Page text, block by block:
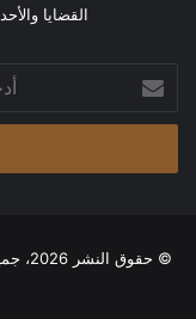
القضايا
بريدك
الإلكتروني
© حقوق النشر 2026، جميع الحقوق محفوظة | تصميم